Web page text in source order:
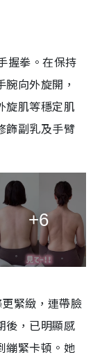
握拳。在保持
向外旋開，
旋肌等穩定肌
飾副乳及手臂
+6
緊緻，連帶臉
後，已明顯感
繃緊卡頓。她